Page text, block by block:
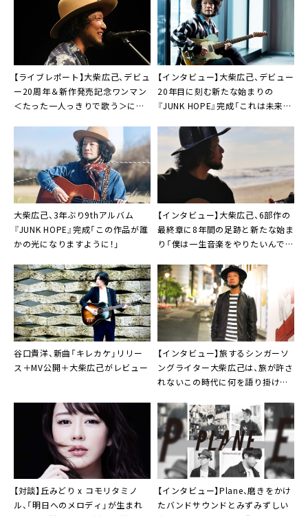
【ライブレポート】大柴広己、デビュ
ー20周年＆新作発売記念ワンマン
＜たった一人っきりで歌う＞に原
【インタビュー】大柴広己、デビュー
20年目に刻む新たな始まりの
『JUNK HOPE』完成「これは未来に
大柴広己、3年ぶり9thアルバム
『JUNK HOPE』完成「この作品が誰
かの光になりますように！」
【インタビュー】 大柴広己、6部作の
最終章に8年間の足跡と新たな始ま
り「僕は一生音楽をやりたいんです
谷口貴洋、新曲「キレカケ」リリー
ス＋MV公開＋大柴広己がレビュー
【インタビュー】旅するシンガーソ
ングライター大柴広己は、旅が許さ
れないこの時代に何を語り掛け
【対談】丘みどり x コモリタミノ
ル、「明日へのメロディ」が生まれ
【インタビュー】Plane、磨きをかけ
たバンドサウンドとみずみずしい